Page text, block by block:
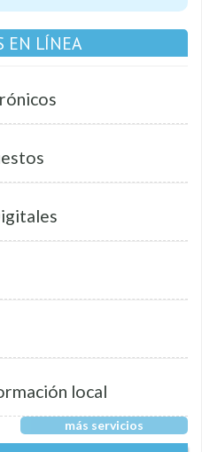
EN LÍNEA
local
más servicios